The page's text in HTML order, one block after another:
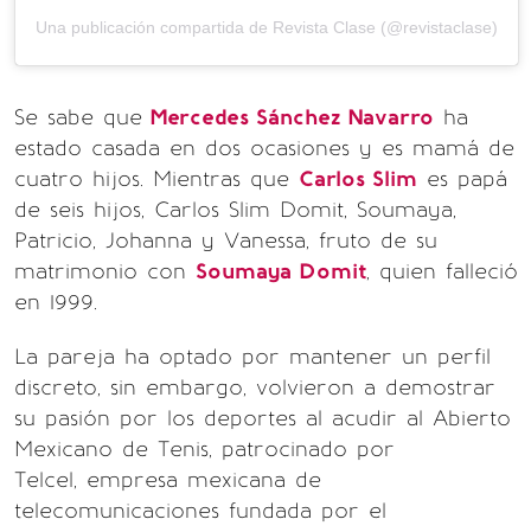
Una publicación compartida de Revista Clase (@revistaclase)
Se sabe que Mercedes Sánchez Navarro ha
estado casada en dos ocasiones y es mamá de
cuatro hijos. Mientras que Carlos Slim es papá
de seis hijos, Carlos Slim Domit, Soumaya,
Patricio, Johanna y Vanessa, fruto de su
matrimonio con Soumaya Domit, quien falleció
en 1999.
La pareja ha optado por mantener un perfil
discreto, sin embargo, volvieron a demostrar
su pasión por los deportes al acudir al Abierto
Mexicano de Tenis, patrocinado por
Telcel, empresa mexicana de
telecomunicaciones fundada por el